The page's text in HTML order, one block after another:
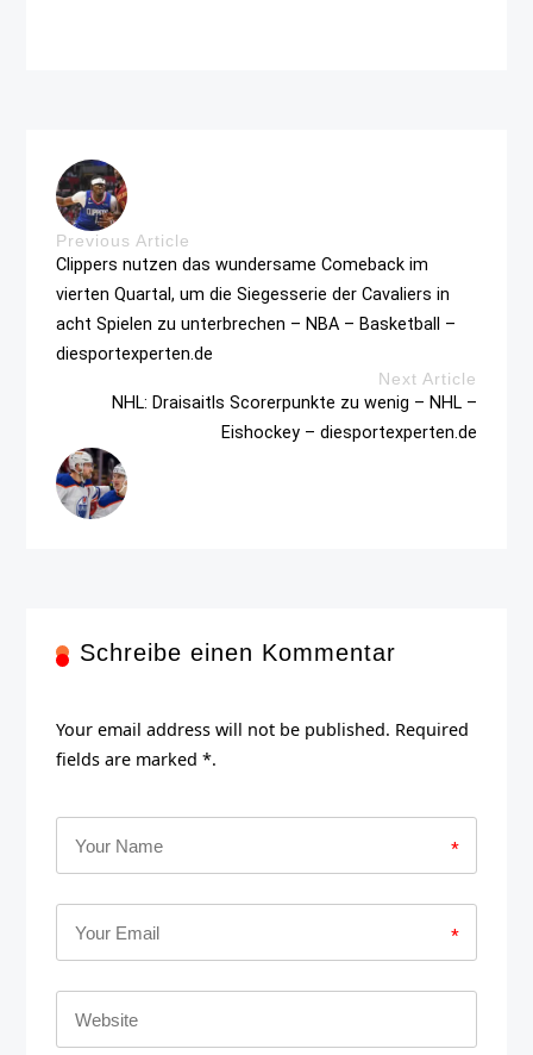
Previous Article
Clippers nutzen das wundersame Comeback im
vierten Quartal, um die Siegesserie der Cavaliers in
acht Spielen zu unterbrechen – NBA – Basketball –
diesportexperten.de
Next Article
NHL: Draisaitls Scorerpunkte zu wenig – NHL –
Eishockey – diesportexperten.de
Schreibe einen Kommentar
Your email address will not be published. Required
fields are marked *.
*
*